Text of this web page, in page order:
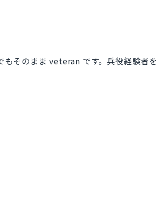
もそのまま veteran です。兵役経験者を